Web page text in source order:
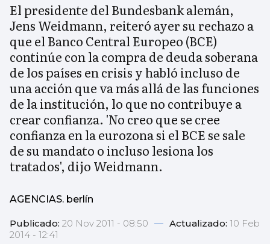
El presidente del Bundesbank alemán,
Jens Weidmann, reiteró ayer su rechazo a
que el Banco Central Europeo (BCE)
continúe con la compra de deuda soberana
de los países en crisis y habló incluso de
una acción que va más allá de las funciones
de la institución, lo que no contribuye a
crear confianza. 'No creo que se cree
confianza en la eurozona si el BCE se sale
de su mandato o incluso lesiona los
tratados', dijo Weidmann.
AGENCIAS. berlín
Publicado: 20 Nov 2011 - 08:50 — Actualizado: 10 Feb
2014 - 12:41